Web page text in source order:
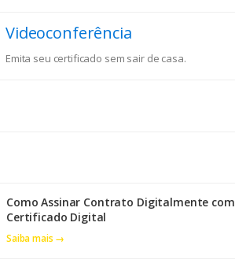
Videoconferência
Emita seu certificado sem sair de casa.
Como Assinar Contrato Digitalmente com
Certificado Digital
Saiba mais →